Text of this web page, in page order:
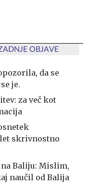
OBJAVE
da se
je.
za več kot
skrivnostno
Baliju: Mislim,
naučil od Balija